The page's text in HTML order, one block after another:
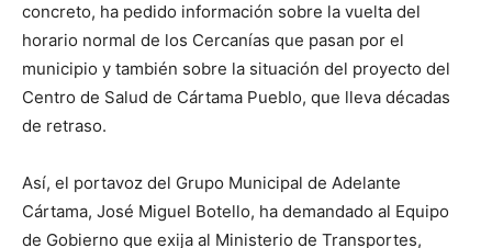
concreto, ha pedido información sobre la vuelta del
horario normal de los Cercanías que pasan por el
municipio y también sobre la situación del proyecto del
Centro de Salud de Cártama Pueblo, que lleva décadas
de retraso.
Así, el portavoz del Grupo Municipal de Adelante
Cártama, José Miguel Botello, ha demandado al Equipo
de Gobierno que exija al Ministerio de Transportes,